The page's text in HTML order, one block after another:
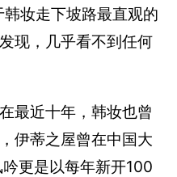
妆走下坡路最直观的
现，几乎看不到任何
最近十年，韩妆也曾
伊蒂之屋曾在中国大
更是以每年新开100